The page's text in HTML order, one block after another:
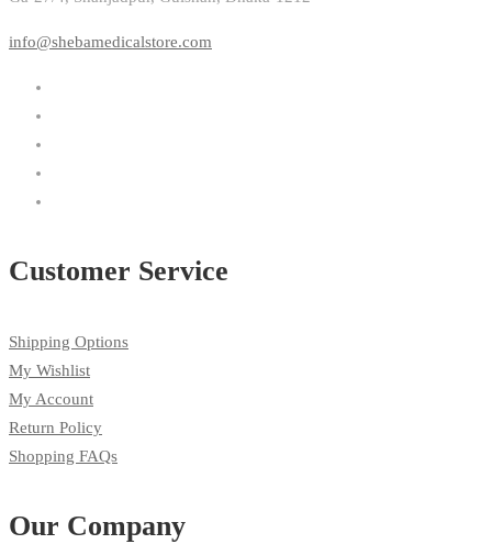
info@shebamedicalstore.com
Customer Service
Shipping Options
My Wishlist
My Account
Return Policy
Shopping FAQs
Our Company